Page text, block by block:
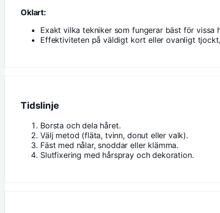
Oklart:
Exakt vilka tekniker som fungerar bäst för vissa
Effektiviteten på väldigt kort eller ovanligt
Tidslinje
Borsta och dela håret.
Välj metod (fläta, tvinn, donut eller valk).
Fäst med nålar, snoddar eller klämma.
Slutfixering med hårspray och dekoration.